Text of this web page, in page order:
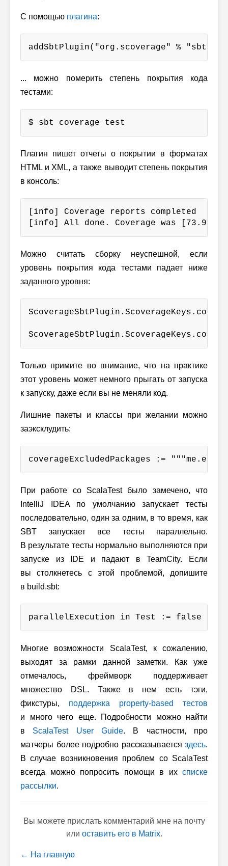
С помощью плагина:
addSbtPlugin("org.scoverage" % "sbt-
... можно померить степень покрытия кода
тестами:
$ sbt coverage test
Плагин пишет отчеты о покрытии в форматах
HTML и XML, а также выводит степень покрытия
в консоль:
[info] Coverage reports completed
[info] All done. Coverage was [73.91%]
Можно считать сборку неуспешной, если
уровень покрытия кода тестами падает ниже
заданного уровня:
Только примите во внимание, что на практике
этот уровень может немного прыгать от запуска
к запуску, даже если вы не меняли код.
Лишние пакеты и классы при желании можно
заэксклудить:
coverageExcludedPackages :=
При работе со ScalaTest было замечено, что
IntelliJ IDEA по умолчанию запускает тесты
последовательно, один за одним, в то время, как
SBT запускает все тесты параллельно.
В результате тесты нормально выполняются при
запуске из IDE и падают в TeamCity. Если
вы столкнетесь с этой проблемой, допишите
в build.sbt:
parallelExecution in Test := false
Многие возможности ScalaTest, к сожалению,
выходят за рамки данной заметки. Как уже
отмечалось, фреймворк поддерживает
множество DSL. Также в нем есть тэги,
фикстуры, поддержка property-based тестов
и много чего еще. Подробности можно найти
в ScalaTest User Guide. В частности, про
матчеры более подробно рассказывается здесь.
В случае возникновения проблем со ScalaTest
всегда можно попросить помощи в их списке
рассылки.
Вы можете прислать комментарий мне на почту
или оставить его в Matrix.
← На главную